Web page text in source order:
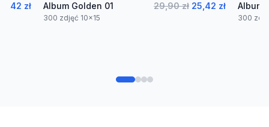
Album Golden 01 29,90 zł 25,42 zł
300 zdjęć 10x15
Album
300
zł